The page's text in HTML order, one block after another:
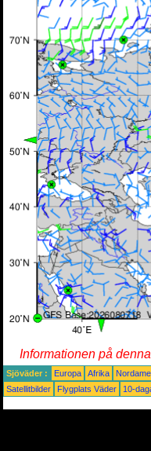
Informationen på
Sjöväder : Europa Afrika
Satellitbilder
Flygplats Väder 10-